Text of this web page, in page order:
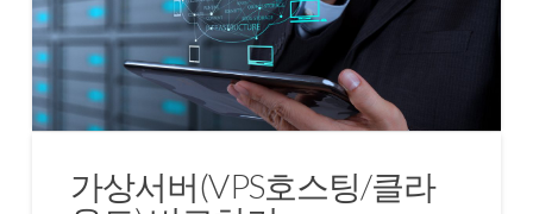
가상서버(VPS호스팅/클라